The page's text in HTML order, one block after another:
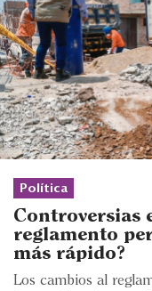
Portada
¿Qué está
Sectores y
Management
Economía y
Legal y
Eventos
Política
Controversias
reglamento
más rápido?
Los cambios al